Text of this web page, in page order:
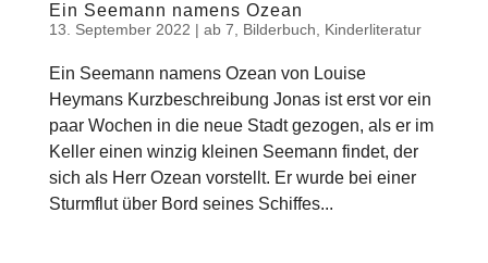
Ein Seemann namens Ozean
13. September 2022 | ab 7 Bilderbuch Kinderliteratur
Ein Seemann namens Ozean von Louise
Heymans Kurzbeschreibung Jonas ist erst vor ein
paar Wochen in die neue Stadt gezogen, als er im
Keller einen winzig kleinen Seemann findet, der
sich als Herr Ozean vorstellt. Er wurde bei einer
Sturmflut über Bord seines Schiffes...